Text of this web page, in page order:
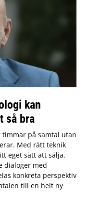
kan
så bra
timmar på samtal utan
Med rätt teknik
eget sätt att sälja,
dialoger med
konkreta perspektiv
till en helt ny